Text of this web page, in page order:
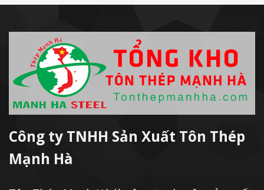
Công ty TNHH Sản Xuất Tôn Thép
Mạnh Hà